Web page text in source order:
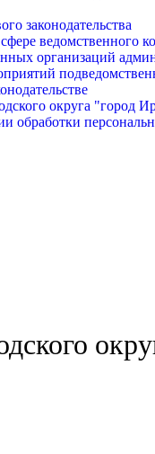
законодательства
ведомственного
организаций
округа "город
обработки